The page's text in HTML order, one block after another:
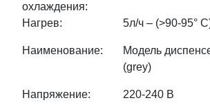
охлаждения:
Нагрев: 5л/ч – (>90-95°
Наименование:
Модель
(grey)
Напряжение: 220-240 В